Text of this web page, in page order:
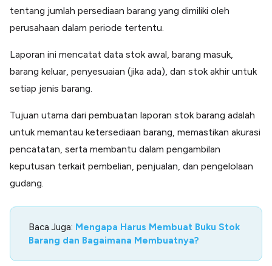
tentang jumlah persediaan barang yang dimiliki oleh
perusahaan dalam periode tertentu.
Laporan ini mencatat data stok awal, barang masuk,
barang keluar, penyesuaian (jika ada), dan stok akhir untuk
setiap jenis barang.
Tujuan utama dari pembuatan laporan stok barang adalah
untuk memantau ketersediaan barang, memastikan akurasi
pencatatan, serta membantu dalam pengambilan
keputusan terkait pembelian, penjualan, dan pengelolaan
gudang.
Baca Juga: Mengapa Harus Membuat Buku Stok
Barang dan Bagaimana Membuatnya?